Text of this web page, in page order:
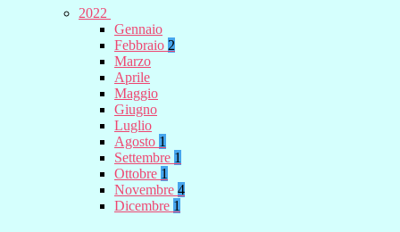
2022
Gennaio
Febbraio 2
Marzo
Aprile
Maggio
Giugno
Luglio
Agosto 1
Settembre 1
Ottobre 1
Novembre 4
Dicembre 1